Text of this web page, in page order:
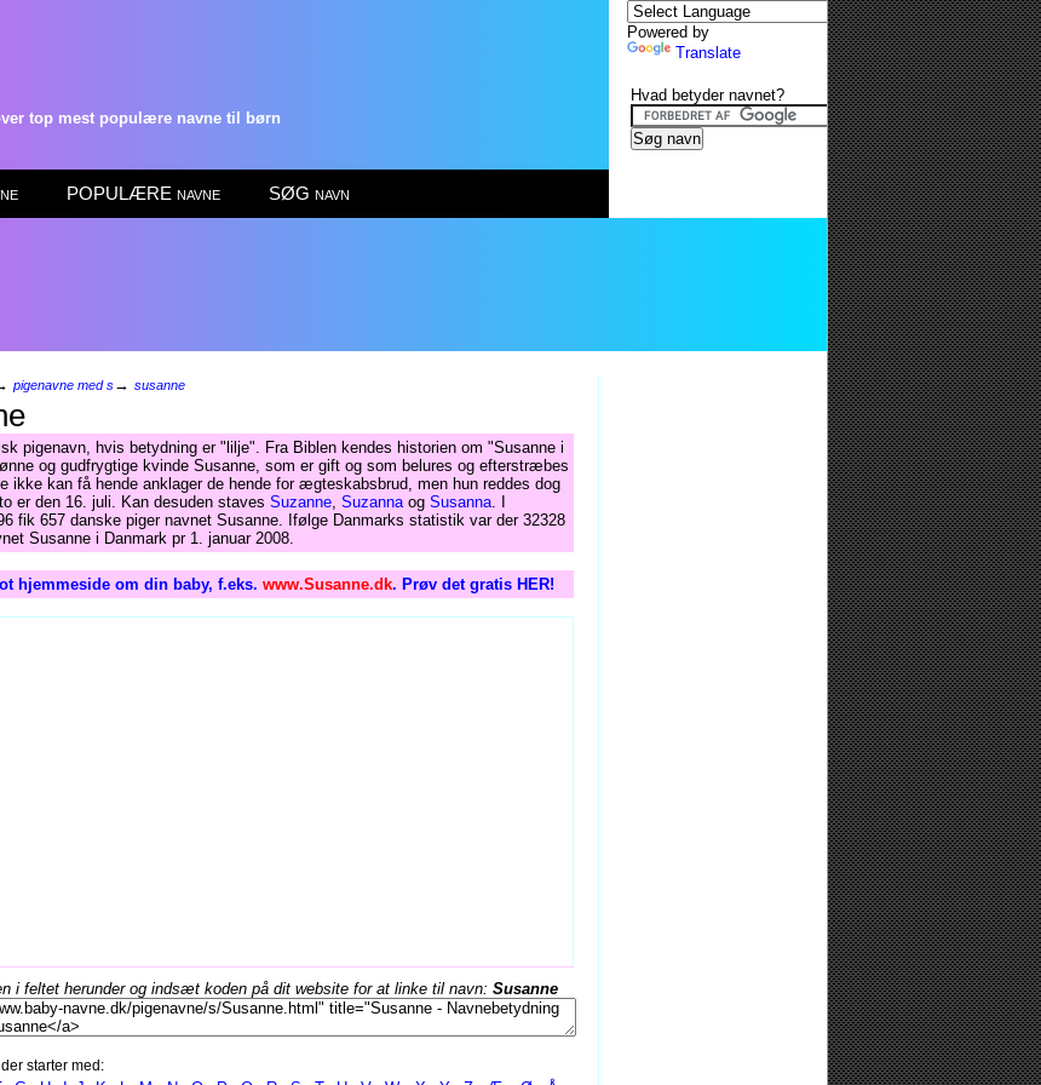
top mest populære navne til børn
POPULÆRE navne SØG navn
pigenavne med s→ susanne
pigenavn, hvis betydning er "lilje". Fra Biblen kendes historien om "Susanne i
og gudfrygtige kvinde Susanne, som er gift og som belures og efterstræbes
ikke kan få hende anklager de hende for ægteskabsbrud, men hun reddes dog
er den 16. juli. Kan desuden staves Suzanne, Suzannaog Susanna. I
fik 657 danske piger navnet Susanne. Ifølge Danmarks statistik var der 32328
Susanne i Danmark pr 1. januar 2008.
hjemmeside om din baby, f.eks. www.Susanne.dk. Prøv det gratis HER!
i feltet herunder og indsæt koden på dit website for at linke til navn: Susanne
starter med:
Powered by
Translate
Hvad betyder navnet?